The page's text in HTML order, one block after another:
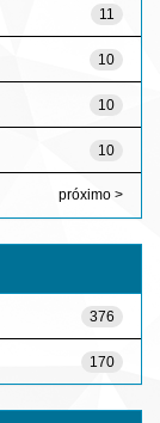
11
10
10
10
próximo >
376
170